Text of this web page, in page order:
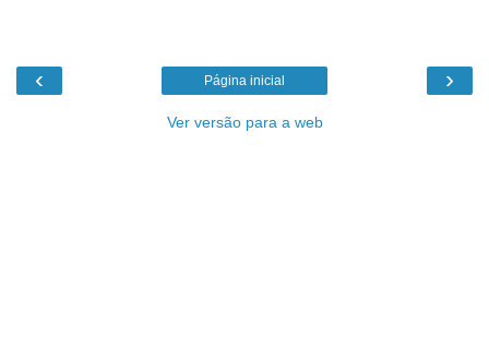
‹ ›
Página inicial
Ver versão para a web